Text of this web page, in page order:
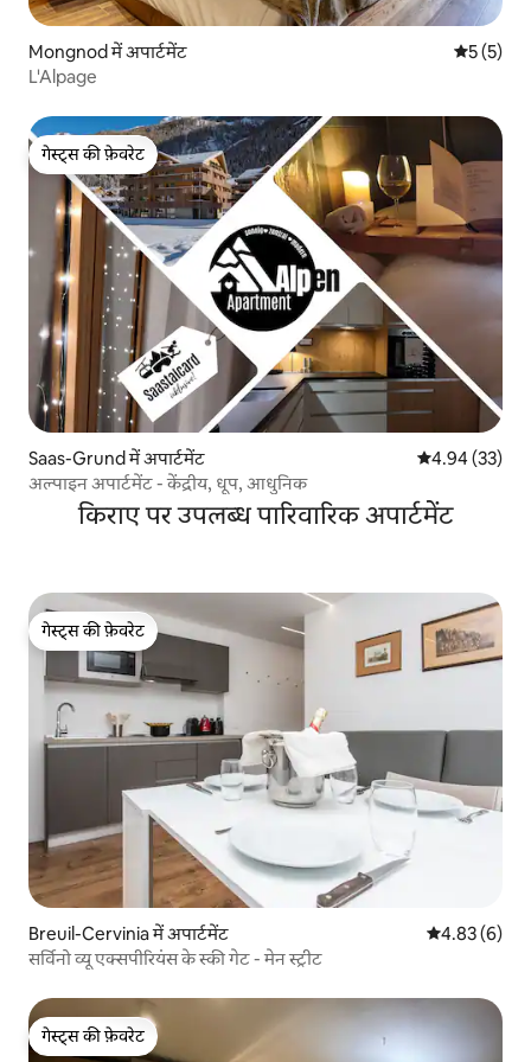
Mongnod में अपार्टमेंट औसत रेटिंग
5 (5)
L'Alpage
गेस्ट्स की फ़ेवरेट
गेस्ट्स की फ़ेवरेट
Saas-Grund में अपार्टमेंट औसत रेटिंग 5 में
4.94 (33)
अल्पाइन अपार्टमेंट - केंद्रीय, धूप, आधुनिक
किराए पर उपलब्ध पारिवारिक अपार्टमेंट
गेस्ट्स की फ़ेवरेट
गेस्ट्स की फ़ेवरेट
Breuil-Cervinia में अपार्टमेंट औसत रेटिंग 5 में
4.83 (6)
सर्विनो व्यू एक्सपीरियंस के स्की गेट - मेन स्ट्रीट
गेस्ट्स की फ़ेवरेट
गेस्ट्स की फ़ेवरेट